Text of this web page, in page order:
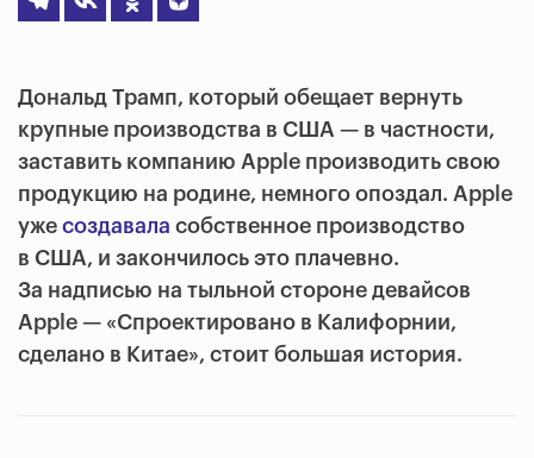
Дональд Трамп, который обещает вернуть
крупные производства в США — в частности,
заставить компанию Apple производить свою
продукцию на родине, немного опоздал. Apple
уже создавала собственное производство
в США, и закончилось это плачевно.
За надписью на тыльной стороне девайсов
Apple — «Спроектировано в Калифорнии,
сделано в Китае», стоит большая история.